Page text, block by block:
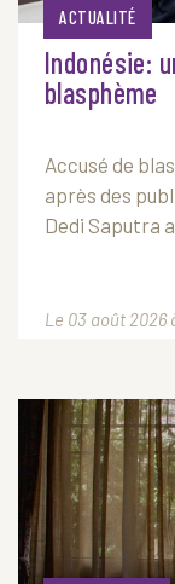
ACTUALITÉ
Indonésie:
blasphème
Accusé de
après des
Dedi Saputra
Le 03 août 2026